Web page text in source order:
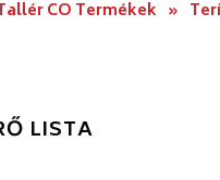
CO Termékek »
LISTA